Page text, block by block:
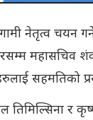
नेतृत्व चयन गर्ने
महासचिव
सहमतिको
र